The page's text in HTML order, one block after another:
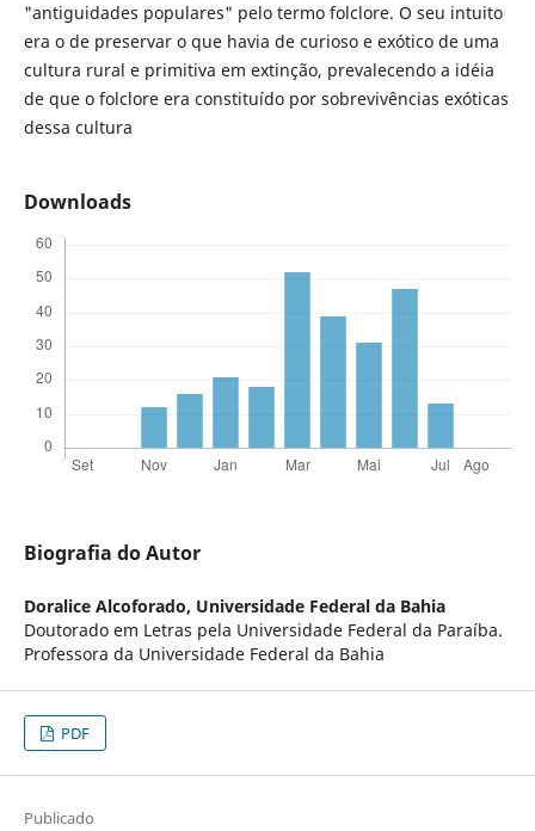
"antiguidades populares" pelo termo folclore. O seu intuito
era o de preservar o que havia de curioso e exótico de uma
cultura rural e primitiva em extinção, prevalecendo a idéia
de que o folclore era constituído por sobrevivências exóticas
dessa cultura
Downloads
Biografia do Autor
Doralice Alcoforado, Universidade Federal da Bahia
Doutorado em Letras pela Universidade Federal da Paraíba.
Professora da Universidade Federal da Bahia
PDF
Publicado